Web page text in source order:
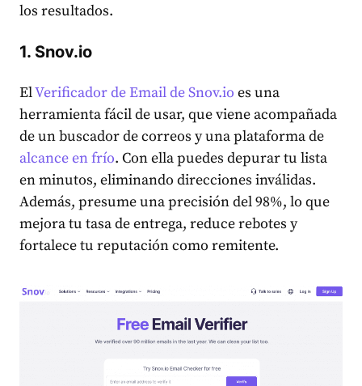
los resultados.
1. Snov.io
ElVerificador de Email de Snov.io es una
herramienta fácil de usar, que viene acompañada
de un buscador de correos y una plataforma de
alcance en frío. Con ella puedes depurar tu lista
en minutos, eliminando direcciones inválidas.
Además, presume una precisión del 98%, lo que
mejora tu tasa de entrega, reduce rebotes y
fortalece tu reputación como remitente.